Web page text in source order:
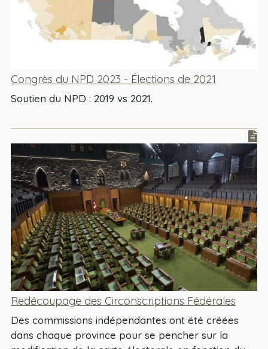
Congrès du NPD 2023 - Élections de 2021
Soutien du NPD : 2019 vs 2021.
Redécoupage des Circonscriptions Fédérales
Des commissions indépendantes ont été créées
dans chaque province pour se pencher sur la